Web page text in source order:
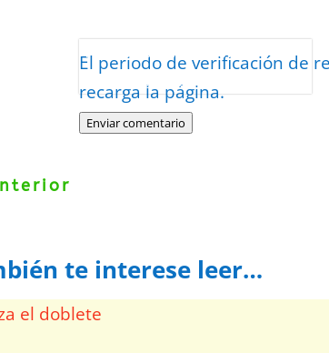
El periodo de verificación de
recarga la página.
Enviar comentario
Protegidos por reCAPTCHA
Términos
te interese leer…